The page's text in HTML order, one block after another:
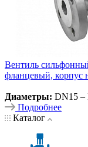
Вентиль
фланцевый, корпус
Диаметры: DN15 –
Подробнее
Каталог